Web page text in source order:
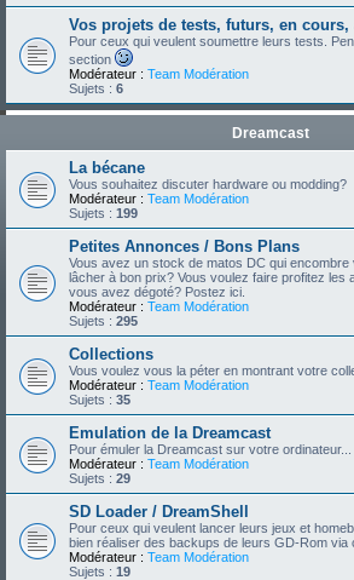
Vos projets de tests, futurs, en cours,
Pour ceux qui veulent soumettre leurs tests.
section
Modérateur : Team Modération
Sujets : 6
Dreamcast
La bécane
Vous souhaitez discuter hardware ou modding?
Modérateur : Team Modération
Sujets : 199
Petites Annonces / Bons Plans
Vous avez un stock de matos DC qui
lâcher à bon prix? Vous voulez faire profitez les
vous avez dégoté? Postez ici.
Modérateur : Team Modération
Sujets : 295
Collections
Vous voulez vous la péter en montrant votre
Modérateur : Team Modération
Sujets : 35
Emulation de la Dreamcast
Pour émuler la Dreamcast sur votre ordinateur...
Modérateur : Team Modération
Sujets : 29
SD Loader / DreamShell
Pour ceux qui veulent lancer leurs jeux et
bien réaliser des backups de leurs GD-Rom via
Modérateur : Team Modération
Sujets : 19